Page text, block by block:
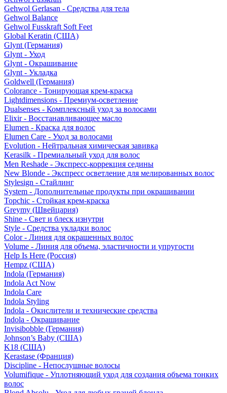
Gehwol Gerlasan - Средства для тела
Gehwol Balance
Gehwol Fusskraft Soft Feet
Global Keratin (США)
Glynt (Германия)
Glynt - Уход
Glynt - Окрашивание
Glynt - Укладка
Goldwell (Германия)
Colorance - Тонирующая крем-краска
Lightdimensions - Премиум-осветление
Dualsenses - Комплексный уход за волосами
Elixir - Восстанавливающее масло
Elumen - Краска для волос
Elumen Care - Уход за волосами
Evolution - Нейтральная химическая завивка
Kerasilk - Премиальный уход для волос
Men Reshade - Экспресс-коррекция седины
New Blonde - Экспресс осветление для мелированных волос
Stylesign - Стайлинг
System - Дополнительные продукты при окрашивании
Topchic - Стойкая крем-краска
Greymy (Швейцария)
Shine - Свет и блеск изнутри
Style - Средства укладки волос
Color - Линия для окрашенных волос
Volume - Линия для объема, эластичности и упругости
Help Is Here (Россия)
Hempz (США)
Indola (Германия)
Indola Act Now
Indola Care
Indola Styling
Indola - Окислители и технические средства
Indola - Окрашивание
Invisibobble (Германия)
Johnson’s Baby (США)
K18 (США)
Kerastase (Франция)
Discipline - Непослушные волосы
Volumifique - Уплотняющий уход для создания объема тонких
волос